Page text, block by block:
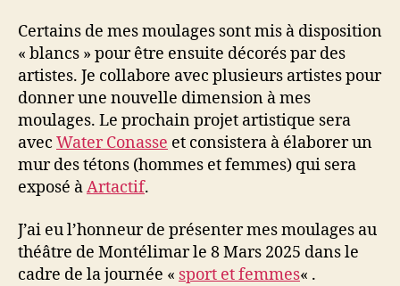
Certains de mes moulages sont mis à disposition
« blancs » pour être ensuite décorés par des
artistes. Je collabore avec plusieurs artistes pour
donner une nouvelle dimension à mes
moulages. Le prochain projet artistique sera
avec Water Conasse et consistera à élaborer un
mur des tétons (hommes et femmes) qui sera
exposé àArtactif.
J’ai eu l’honneur de présenter mes moulages au
théâtre de Montélimar le 8 Mars 2025 dans le
cadre de la journée « sport et femmes« .